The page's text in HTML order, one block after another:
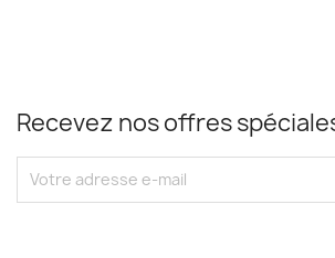
Recevez nos offres